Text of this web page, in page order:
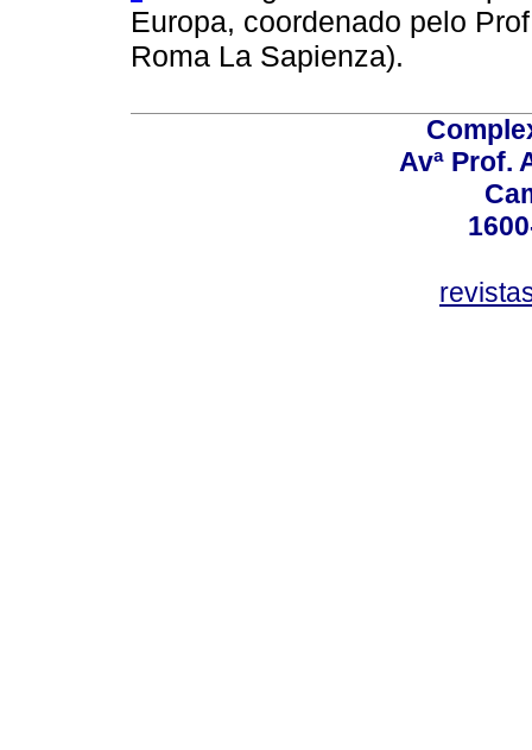
Europa, coordenado pelo
Roma La Sapienza).
Avª Prof.